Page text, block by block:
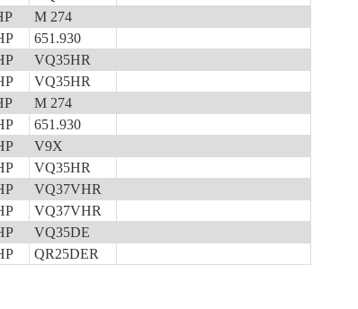
M 274
651.930
VQ35HR
VQ35HR
M 274
651.930
V9X
VQ35HR
VQ37VHR
VQ37VHR
VQ35DE
QR25DER